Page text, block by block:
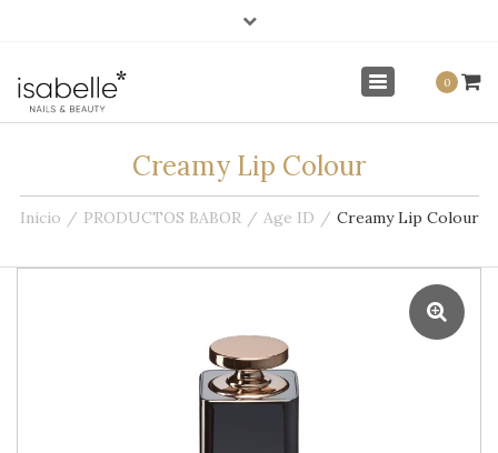
0
Toggle
navigation
Creamy Lip Colour
Inicio PRODUCTOS BABOR Age ID Creamy Lip Colour